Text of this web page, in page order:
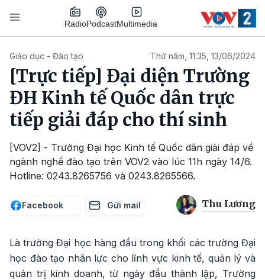
Nhảy đến nội dung
RadioPodcastMultimedia
Giáo dục - Đào tạo Thứ năm, 11:35, 13/06/2024
[Trực tiếp] Đại diện Trường
ĐH Kinh tế Quốc dân trực
tiếp giải đáp cho thí sinh
[VOV2] - Trường Đại học Kinh tế Quốc dân giải đáp về
ngành nghề đào tạo trên VOV2 vào lúc 11h ngày 14/6.
Hotline: 0243.8265756 và 0243.8265566.
Facebook Gửi mail Thu Lương
Là trường Đại học hàng đầu trong khối các trường Đại
học đào tạo nhân lực cho lĩnh vực kinh tế, quản lý và
quản trị kinh doanh, từ ngày đầu thành lập, Trường